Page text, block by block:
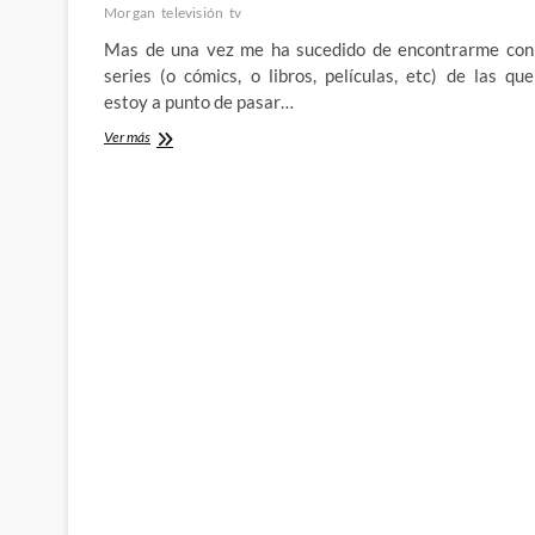
Morgan televisión tv
Mas de una vez me ha sucedido de encontrarme con
series (o cómics, o libros, películas, etc) de las que
estoy a punto de pasar…
Ver másAltered